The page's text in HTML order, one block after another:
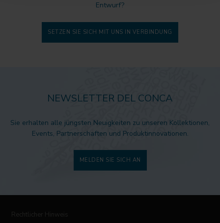
Entwurf?
SETZEN SIE SICH MIT UNS IN VERBINDUNG
NEWSLETTER DEL CONCA
Sie erhalten alle jüngsten Neuigkeiten zu unseren Kollektionen,
Events, Partnerschaften und Produktinnovationen.
MELDEN SIE SICH AN
Rechtlicher Hinweis